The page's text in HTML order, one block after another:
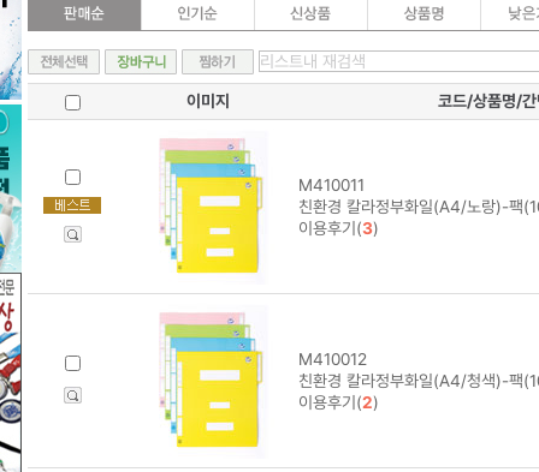
이미지 코드/상품명/간
M410011
친환경 칼라정부화일(A4/노랑)-팩
이용후기(3)
M410012
친환경 칼라정부화일(A4/청색)-팩
이용후기(2)